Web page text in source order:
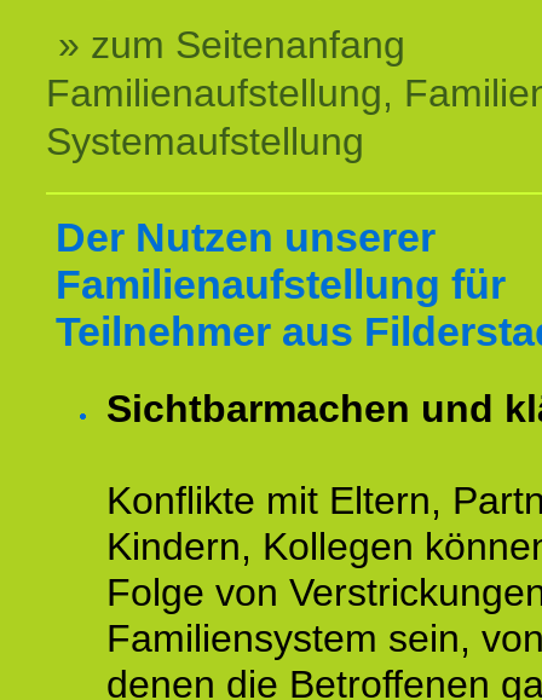
» zum Seitenanfang
Familienaufstellung,
Systemaufstellung
Der Nutzen unserer
Familienaufstellung für
Teilnehmer aus
Sichtbarmachen und
Konflikte mit Eltern,
Kindern, Kollegen
Folge von
Familiensystem sein,
denen die Betroffenen